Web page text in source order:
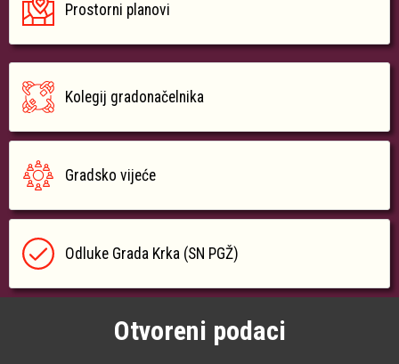
Prostorni planovi
Kolegij gradonačelnika
Gradsko vijeće
Odluke Grada Krka (SN PGŽ)
Otvoreni podaci